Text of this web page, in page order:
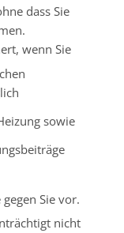
dass Sie
wenn Sie
sowie
Sie vor.
nicht